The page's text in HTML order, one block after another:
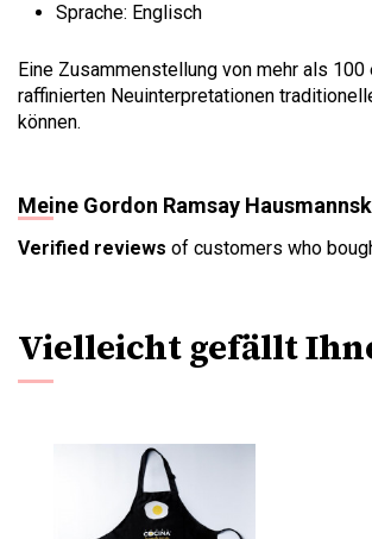
Sprache: Englisch
Eine Zusammenstellung von mehr als
raffinierten Neuinterpretationen
können.
Meine Gordon Ramsay
Verified reviews of customers who
Vielleicht gefällt